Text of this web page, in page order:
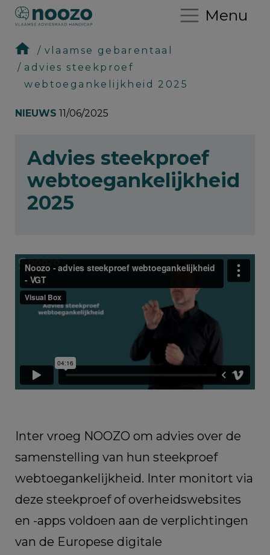
Menu
vlaamse gebarentaal
advies steekproef
webtoegankelijkheid 2025
NIEUWS 11/06/2025
Advies steekproef
webtoegankelijkheid
2025
Inter vroeg NOOZO om advies over de
samenstelling van hun steekproef
webtoegankelijkheid. Inter monitort via
deze steekproef of overheidswebsites
en -apps voldoen aan de verplichtingen
van de Europese digitale